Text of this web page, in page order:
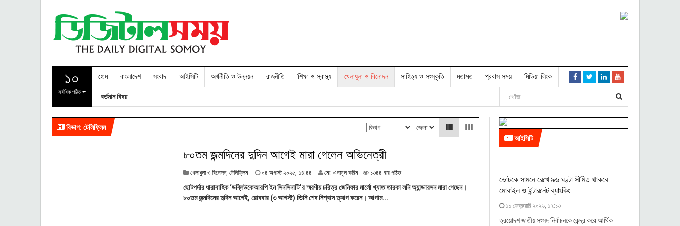
১০
সর্বাধিক পঠিত
হোম বাংলাদেশ সংবাদ আইসিটি অর্থনীতি ও উন্নয়ন রাজনীতি শিক্ষা ও স্বাস্থ্য খেলাধুলা ও বিনোদন সাহিত্য ও সংস্কৃতি মতামত প্রবাস সময় মিডিয়া লিংক
বর্তমান বিষয়
বিভাগ: টেলিফ্লিম
৮০তম জন্মদিনের দুদিন আগেই মারা গেলেন অভিনেত্রী
খেলাধুলা ও বিনোদন, টেলিফ্লিম ০৪ অগাস্ট ২০২৫, ১৪:৪৪
অ
গা
মো. এনামুল করিম ১৩৪৪ বার পঠিত
ছোটপর্দার ধারাবাহিক ‘ডব্লিউকেআরপি ইন সিনসিনাটি’র স্মরণীয় চরিত্র জেনিফার মার্লো খ্যাত তারকা লনি অ্যান্ডারসন মারা গেছেন।
৮০তম জন্মদিনের দুদিন আগেই, রোববার (৩ আগস্ট) তিনি শেষ নিশ্বাস ত্যাগ করেন। আগাম...
আইসিটি
ভোটকে সামনে রেখে ৯৬ ঘণ্টা সীমিত থাকবে
মোবাইল ও ইন্টারনেট ব্যাংকিং
১১ ফেব্রুয়ারি ২০২৬, ১৭:১৩
ত্রয়োদশ জাতীয় সংসদ নির্বাচনকে কেন্দ্র করে আর্থিক